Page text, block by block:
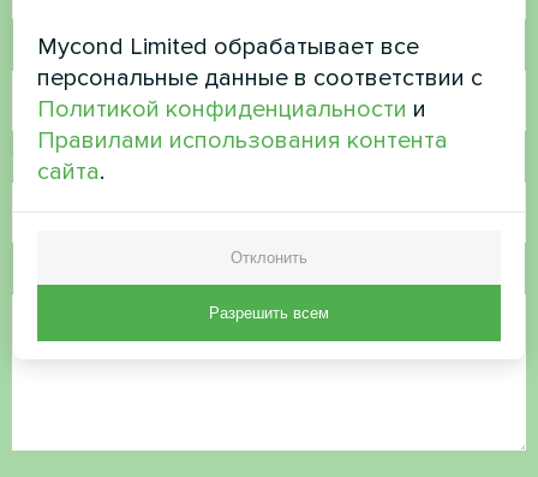
Номер телефона
Электронная почта
Mycond Limited обрабатывает все
персональные данные в соответствии с
Политикой конфиденциальности и
Правилами использования контента
сайта.
Отклонить
Разрешить всем